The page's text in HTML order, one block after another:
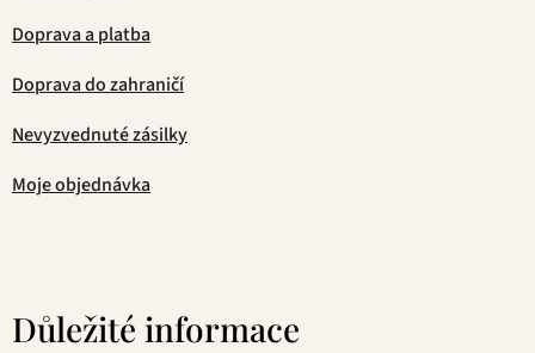
Doprava a platba
Doprava do zahraničí
Nevyzvednuté zásilky
Moje objednávka
Důležité informace